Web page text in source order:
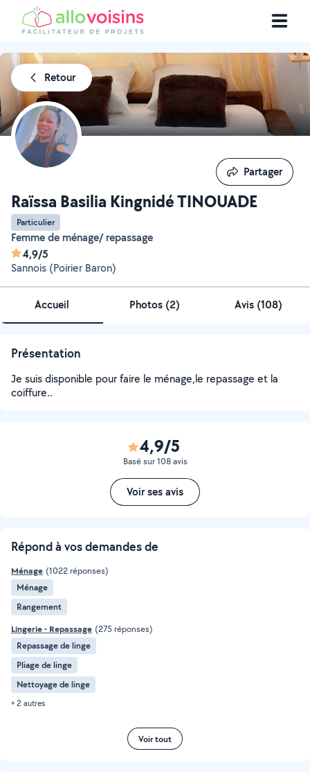
Retour
Raïssa Basilia Kingnidé TINOUADE
Particulier
Femme de ménage/ repassage
4,9/5
Sannois (Poirier Baron)
Partager
Partager
Accueil Photos (2) Avis (108)
Présentation
Je suis disponible pour faire le ménage,le repassage et la
coiffure..
4,9/5
Basé sur 108 avis
Voir ses avis
Répond à vos demandes de
Ménage (1022 réponses)
Ménage
Rangement
Lingerie - Repassage (275 réponses)
Repassage de linge
Pliage de linge
Nettoyage de linge
+ 2 autres
Voir tout